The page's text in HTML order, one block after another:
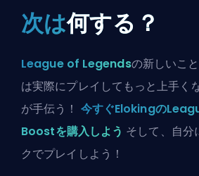
次は何する？
League of Legendsの新しいこ
は実際にプレイしてもっと上手く
が手伝う！ 今すぐElokingの
Boostを購入しよう そして、自分
クでプレイしよう！